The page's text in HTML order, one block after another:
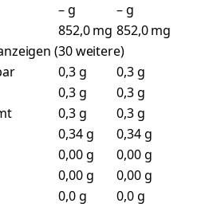
– g
– g
852,0 mg 852,0 mg
(30 weitere)
0,3 g
0,3 g
0,3 g
0,3 g
0,3 g
0,3 g
0,34 g
0,34 g
0,00 g
0,00 g
0,00 g
0,00 g
0,0 g
0,0 g